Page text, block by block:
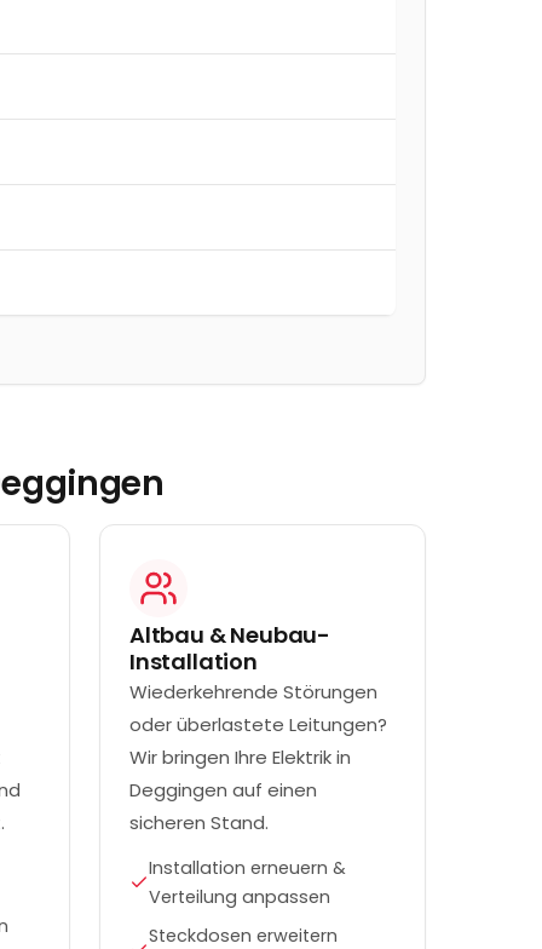
Altbau & Neubau-
Installation
Wiederkehrende Störungen
oder überlastete Leitungen?
Wir bringen Ihre Elektrik in
Deggingen auf einen
sicheren Stand.
Installation erneuern &
Verteilung anpassen
Steckdosen erweitern